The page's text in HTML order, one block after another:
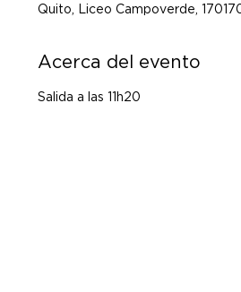
Quito, Liceo Campoverde,
Acerca del evento
Salida a las 11h20